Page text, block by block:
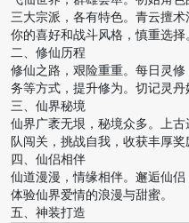
三大宗派，各有特色。青云擅
你的喜好和战斗风格，慎重选择。
二、修仙历程
修仙之路，艰险重重。每日灵
务等方式，提升修为。切记灵丹
三、仙界秘境
仙界广袤无垠，秘境众多。上
队闯关，挑战自我，收获丰厚奖
四、仙侣相伴
仙道漫漫，情缘相伴。邂逅仙侣
体验仙界爱情的浪漫与甜蜜。
五、神装打造